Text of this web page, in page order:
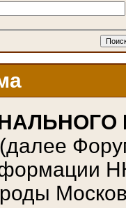
(далее